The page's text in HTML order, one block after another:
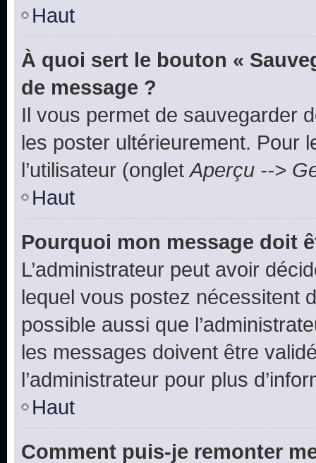
Haut
À quoi sert le bouton «
de message ?
Il vous permet de sauvegarder
les poster ultérieurement. Pour
l’utilisateur (ongletAperçu -->
Haut
Pourquoi mon message doit
L’administrateur peut avoir
lequel vous postez nécessitent
possible aussi que
les messages doivent être
l’administrateur pour plus
Haut
Comment puis-je remonter